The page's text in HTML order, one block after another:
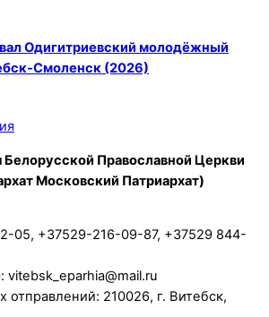
Одигитриевский молодёжный
Смоленск (2026)
Белорусской Православной Церкви
Московский Патриархат)
05, +37529-216-09-87, +37529 844-
vitebsk_eparhia@mail.ru
отправлений: 210026, г. Витебск,